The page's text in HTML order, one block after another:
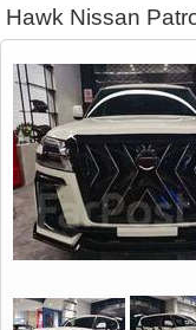
Hawk Nissan